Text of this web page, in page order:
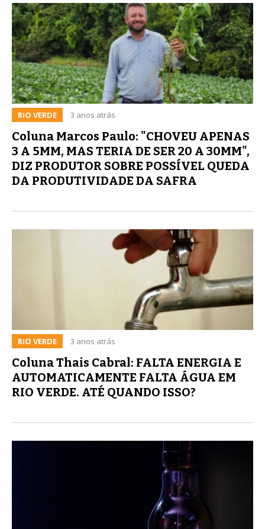
RIO VERDE 3 anos atrás
Coluna Marcos Paulo: "CHOVEU APENAS
3 A 5MM, MAS TERIA DE SER 20 A 30MM",
DIZ PRODUTOR SOBRE POSSÍVEL QUEDA
DA PRODUTIVIDADE DA SAFRA
RIO VERDE 3 anos atrás
Coluna Thais Cabral: FALTA ENERGIA E
AUTOMATICAMENTE FALTA ÁGUA EM
RIO VERDE. ATÉ QUANDO ISSO?